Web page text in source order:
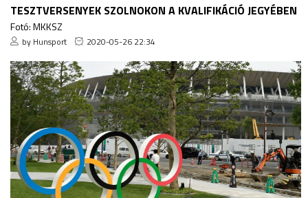
TESZTVERSENYEK SZOLNOKON A KVALIFIKÁCIÓ JEGYÉBEN
Fotó: MKKSZ
by Hunsport 2020-05-26 22:34